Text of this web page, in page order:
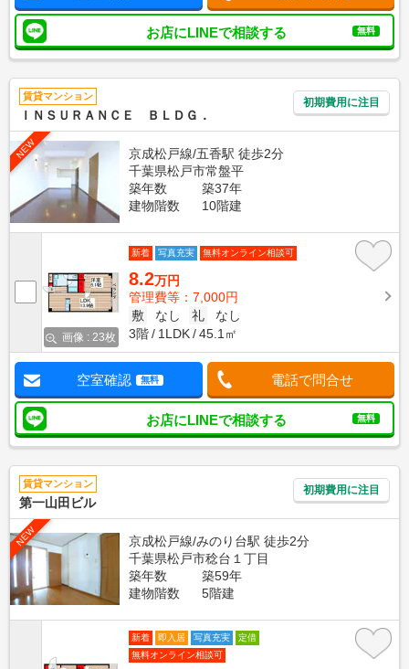
お店にLINEで相談する 無料
賃貸マンション
ＩＮＳＵＲＡＮＣＥ ＢＬＤＧ．
初期費用に注目
NEW
京成松戸線/五香駅 徒歩2分
千葉県松戸市常盤平
築年数
築37年
建物階数
10階建
画像 : 23枚
新着 写真充実 無料オンライン相談可
8.2万円
管理費等：7,000円
敷
なし 礼
なし
3階
1LDK 45.1㎡
空室確認 無料 電話で問合せ
お店にLINEで相談する 無料
賃貸マンション
第一山田ビル
初期費用に注目
NEW
京成松戸線/みのり台駅 徒歩2分
千葉県松戸市稔台１丁目
築年数
築59年
建物階数
5階建
新着 即入居 写真充実
定借
無料オンライン相談可